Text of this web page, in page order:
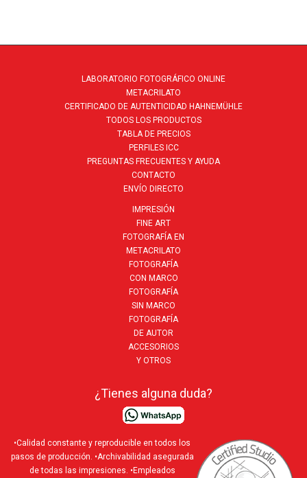
LABORATORIO FOTOGRÁFICO ONLINE
METACRILATO
CERTIFICADO DE AUTENTICIDAD HAHNEMÜHLE
TODOS LOS PRODUCTOS
TABLA DE PRECIOS
PERFILES ICC
PREGUNTAS FRECUENTES Y AYUDA
CONTACTO
ENVÍO DIRECTO
IMPRESIÓN
FINE ART
FOTOGRAFÍA EN
METACRILATO
FOTOGRAFÍA
CON MARCO
FOTOGRAFÍA
SIN MARCO
FOTOGRAFÍA
DE AUTOR
ACCESORIOS
Y OTROS
¿Tienes alguna duda?
•Calidad constante y reproducible en todos los
pasos de producción. •Archivabilidad asegurada
de todas las impresiones. •Empleados